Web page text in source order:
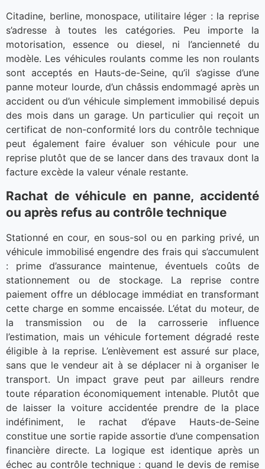
Citadine, berline, monospace, utilitaire léger : la reprise
s’adresse à toutes les catégories. Peu importe la
motorisation, essence ou diesel, ni l’ancienneté du
modèle. Les véhicules roulants comme les non roulants
sont acceptés en Hauts-de-Seine, qu’il s’agisse d’une
panne moteur lourde, d’un châssis endommagé après un
accident ou d’un véhicule simplement immobilisé depuis
des mois dans un garage. Un particulier qui reçoit un
certificat de non-conformité lors du contrôle technique
peut également faire évaluer son véhicule pour une
reprise plutôt que de se lancer dans des travaux dont la
facture excède la valeur vénale restante.
Rachat de véhicule en panne, accidenté
ou après refus au contrôle technique
Stationné en cour, en sous-sol ou en parking privé, un
véhicule immobilisé engendre des frais qui s’accumulent
: prime d’assurance maintenue, éventuels coûts de
stationnement ou de stockage. La reprise contre
paiement offre un déblocage immédiat en transformant
cette charge en somme encaissée. L’état du moteur, de
la transmission ou de la carrosserie influence
l’estimation, mais un véhicule fortement dégradé reste
éligible à la reprise. L’enlèvement est assuré sur place,
sans que le vendeur ait à se déplacer ni à organiser le
transport. Un impact grave peut par ailleurs rendre
toute réparation économiquement intenable. Plutôt que
de laisser la voiture accidentée prendre de la place
indéfiniment, le rachat d’épave Hauts-de-Seine
constitue une sortie rapide assortie d’une compensation
financière directe. La logique est identique après un
échec au contrôle technique : quand le devis de remise